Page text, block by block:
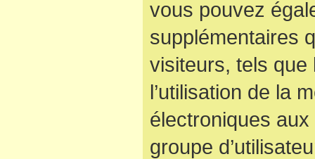
vous pouvez
supplémentaires
visiteurs, tels que
l’utilisation de la
électroniques aux
groupe